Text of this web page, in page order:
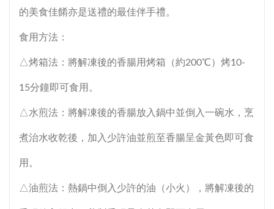
的美食佳餚亦是送禮的最佳伴手禮。
食用方法：
△烤箱法：將解凍後的香腸用烤箱（約200℃）烤10-
15分鐘即可食用。
△水煎法：將解凍後的香腸放入鍋中並倒入一碗水，烹
煮治水收乾後，加入少許油並煎至香腸呈金黃色即可食
用。
△油煎法：熱鍋中倒入少許的油（小火），將解凍後的